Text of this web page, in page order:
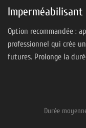
Imperméabilisant
Option recommandée :
professionnel qui crée
futures. Prolonge la
Durée